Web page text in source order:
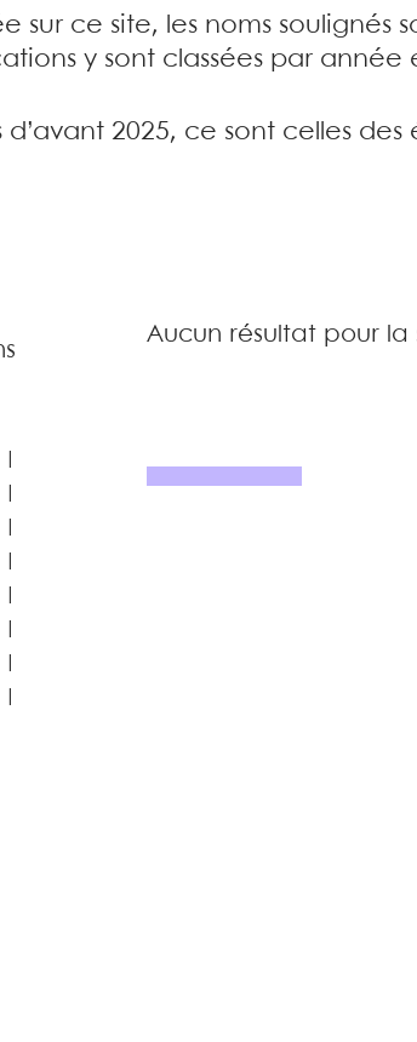
sur ce site, les noms
y sont classées par année
d’avant 2025, ce sont celles
Aucun résultat pour la